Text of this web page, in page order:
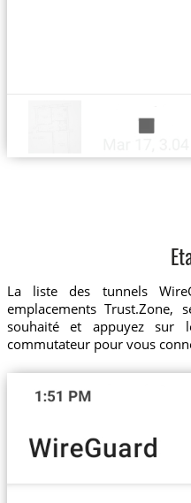
La liste des tunnels
emplacements Trust.Zone,
souhaité et appuyez sur
commutateur pour vous